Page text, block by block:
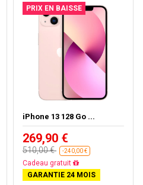
PRIX EN BAISSE
iPhone 13 128 Go ...
269,90 €
510,00 € -240,00 €
Livraison gratuite
GARANTIE 24 MOIS